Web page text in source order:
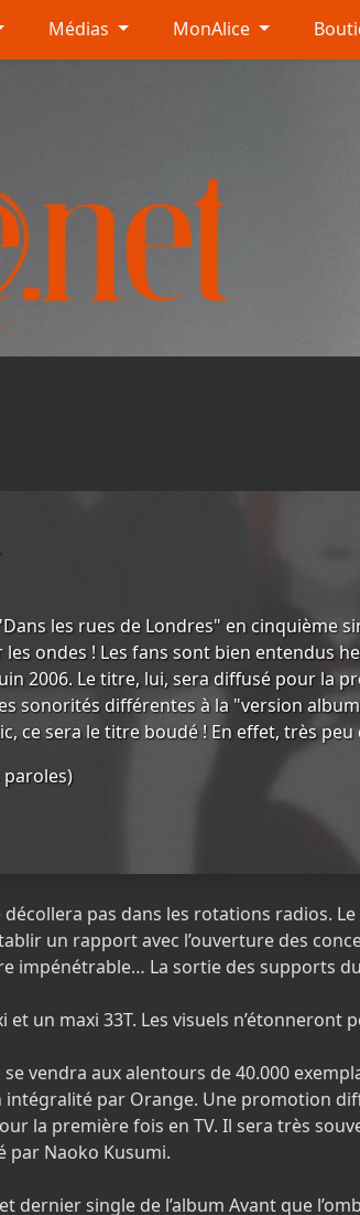
Médias MonAlice
les rues de Londres" en cinquième
ondes ! Les fans sont bien entendus
2006. Le titre, lui, sera diffusé pour la
sonorités différentes à la "version
ce sera le titre boudé ! En effet, très
paroles)
pas dans les rotations radios.
un rapport avec l’ouverture des
impénétrable… La sortie des supports
un maxi 33T. Les visuels n’étonneront
vendra aux alentours de 40.000
intégralité par Orange. Une promotion
la première fois en TV. Il sera très
par Naoko Kusumi.
single de l’album Avant que